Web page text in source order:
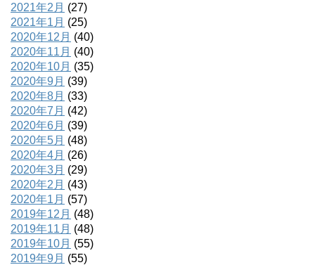
2021年2月 (27)
2021年1月 (25)
2020年12月 (40)
2020年11月 (40)
2020年10月 (35)
2020年9月 (39)
2020年8月 (33)
2020年7月 (42)
2020年6月 (39)
2020年5月 (48)
2020年4月 (26)
2020年3月 (29)
2020年2月 (43)
2020年1月 (57)
2019年12月 (48)
2019年11月 (48)
2019年10月 (55)
2019年9月 (55)